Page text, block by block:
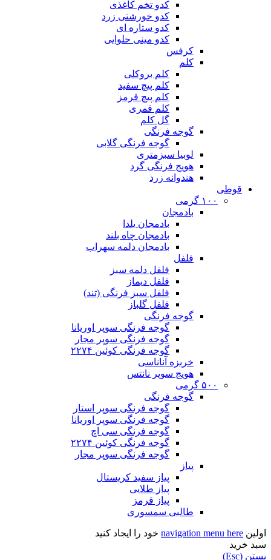
کدو تخم کاغذی
کدو خورشتی زرد
کدو ستاره ای
کدو مینی حلوایی
کرفس
کلم
کلم بروکلی
کلم پیچ سفید
کلم پیچ قرمز
کلم قمری
گل کلم
گوجه فرنگی
گوجه فرنگی گلابی
لوبیا سبزمتری
هویج فرنگی گرد
هندوانه زرد
قوطی
۱۰۰ گرمی
بادمجان
بادمجان یلدا
بادمجان چاه بلند
بادمجان دلمه سهراب
فلفل
فلفل دلمه سبز
فلفل دیماز
فلفل سبز فرنگی (تند)
فلفل گلباز
گوجه فرنگی
گوجه فرنگی سوپر اوریانا
گوجه فرنگی سوپر مجار
گوجه فرنگی کوئین ۲۲۷۴
خربزه آناناسی
هویج سوپر نانتس
۵۰۰ گرمی
گوجه فرنگی
گوجه فرنگی سوپر استار
گوجه فرنگی سوپر اوریانا
گوجه فرنگی سی اچ
گوجه فرنگی کوئین ۲۲۷۴
گوجه فرنگی سوپر مجار
پیاز
پیاز سفید کریستال
پیاز طلایی
پیاز قرمز
طالبی سمسوری
اولین navigation menu here خود را ایجاد کنید
سبد خرید
بستن (Esc)